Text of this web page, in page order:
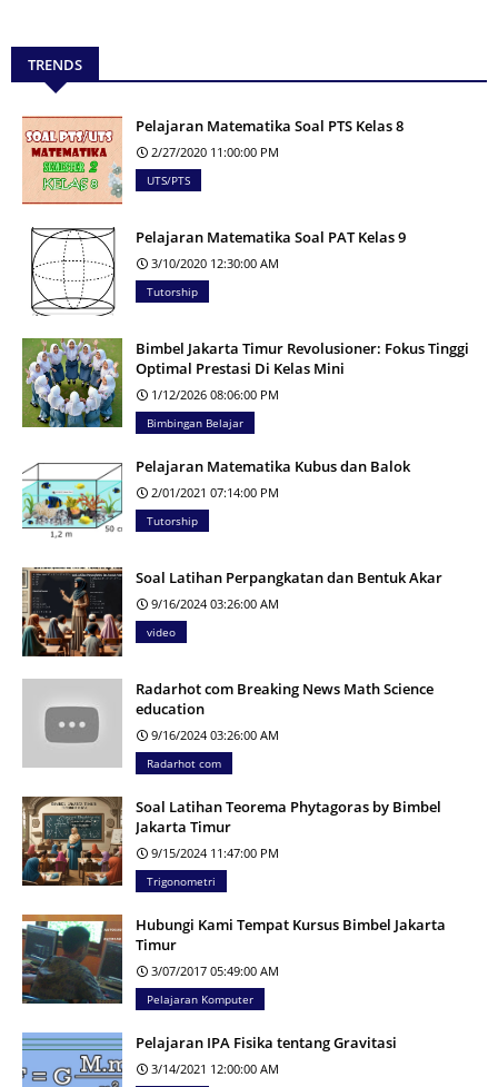
TRENDS
Pelajaran Matematika Soal PTS Kelas 8
2/27/2020 11:00:00 PM
UTS/PTS
Pelajaran Matematika Soal PAT Kelas 9
3/10/2020 12:30:00 AM
Tutorship
Bimbel Jakarta Timur Revolusioner: Fokus Tinggi
Optimal Prestasi Di Kelas Mini
1/12/2026 08:06:00 PM
Bimbingan Belajar
Pelajaran Matematika Kubus dan Balok
2/01/2021 07:14:00 PM
Tutorship
Soal Latihan Perpangkatan dan Bentuk Akar
9/16/2024 03:26:00 AM
video
Radarhot com Breaking News Math Science
education
9/16/2024 03:26:00 AM
Radarhot com
Soal Latihan Teorema Phytagoras by Bimbel
Jakarta Timur
9/15/2024 11:47:00 PM
Trigonometri
Hubungi Kami Tempat Kursus Bimbel Jakarta
Timur
3/07/2017 05:49:00 AM
Pelajaran Komputer
Pelajaran IPA Fisika tentang Gravitasi
3/14/2021 12:00:00 AM